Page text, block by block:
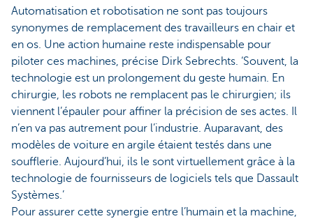
Automatisation et robotisation ne sont pas toujours
synonymes de remplacement des travailleurs en chair et
en os. Une action humaine reste indispensable pour
piloter ces machines, précise Dirk Sebrechts. ‘Souvent, la
technologie est un prolongement du geste humain. En
chirurgie, les robots ne remplacent pas le chirurgien; ils
viennent l’épauler pour affiner la précision de ses actes. Il
n’en va pas autrement pour l’industrie. Auparavant, des
modèles de voiture en argile étaient testés dans une
soufflerie. Aujourd’hui, ils le sont virtuellement grâce à la
technologie de fournisseurs de logiciels tels que Dassault
Systèmes.’
Pour assurer cette synergie entre l’humain et la machine,